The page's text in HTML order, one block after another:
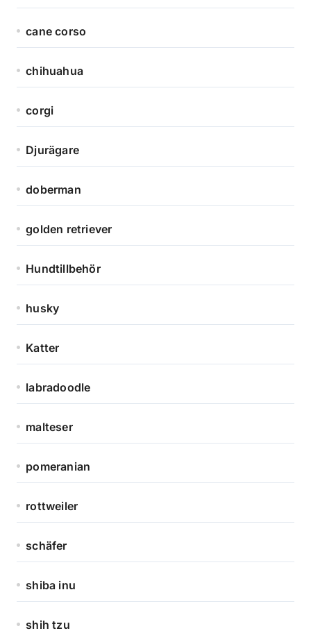
cane corso
chihuahua
corgi
Djurägare
doberman
golden retriever
Hundtillbehör
husky
Katter
labradoodle
malteser
pomeranian
rottweiler
schäfer
shiba inu
shih tzu